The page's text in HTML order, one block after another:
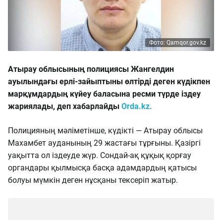
Фото: Qamqor.gov.kz
Атырау облысының полициясы Жангелдин
ауылындағы ерлі-зайыптыны өлтірді деген күдікпен
марқұмдардың күйеу баласына ресми түрде іздеу
жариялады, деп хабарлайды Orda.kz.
Полицияның мәліметінше, күдікті — Атырау облысы
Махамбет ауданының 29 жастағы тұрғыны. Қазіргі
уақытта ол іздеуде жүр. Сондай-ақ құқық қорғау
органдары қылмысқа басқа адамдардың қатысы
болуы мүмкін деген нұсқаны тексеріп жатыр.